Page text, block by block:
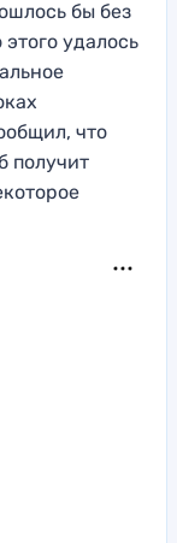
бы без
удалось
что
получит